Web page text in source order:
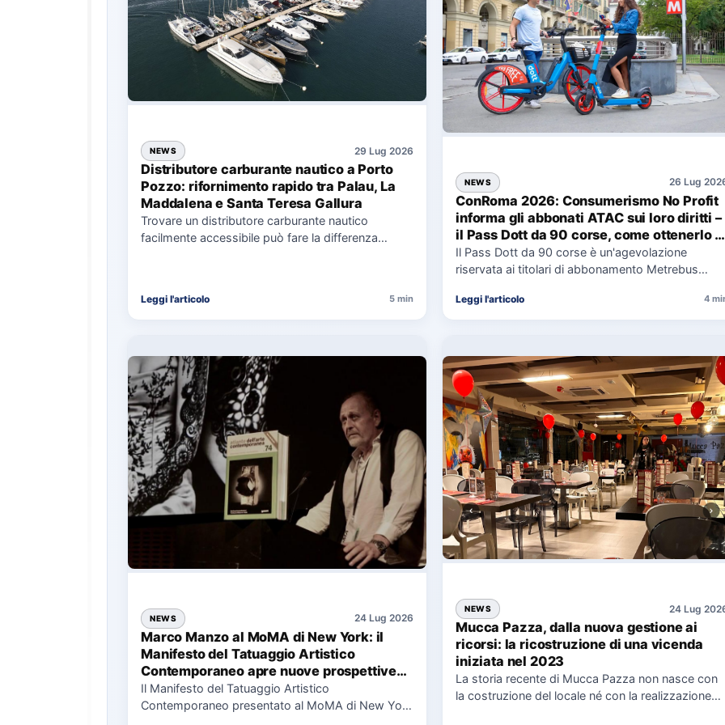
NEWS 29 Lug 2026
Distributore carburante nautico a Porto
Pozzo: rifornimento rapido tra Palau, La
Maddalena e Santa Teresa Gallura
Trovare un distributore carburante nautico
facilmente accessibile può fare la differenza
Leggi l'articolo 5 min
NEWS 26 Lug
ConRoma 2026: Consumerismo No Profit
informa gli abbonati ATAC sui loro diritti –
il Pass Dott da 90 corse, come ottenerlo e
cosa spetta in caso di disservizi
Il Pass Dott da 90 corse è un'agevolazione
riservata ai titolari di abbonamento Metrebus
Leggi l'articolo 4
NEWS 24 Lug 2026
Marco Manzo al MoMA di New York: il
Manifesto del Tatuaggio Artistico
Contemporaneo apre nuove prospettive
per il collezionismo
Il Manifesto del Tatuaggio Artistico
Contemporaneo presentato al MoMA di New York
NEWS 24 Lug
Mucca Pazza, dalla nuova gestione ai
ricorsi: la ricostruzione di una vicenda
iniziata nel 2023
La storia recente di Mucca Pazza non nasce con
la costruzione del locale né con la realizzazione